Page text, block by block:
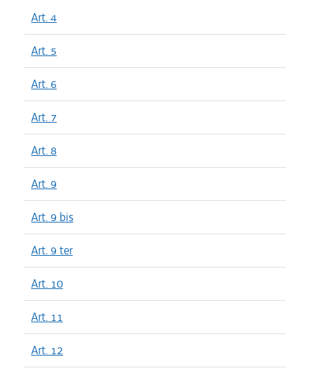
Art. 4
Art. 5
Art. 6
Art. 7
Art. 8
Art. 9
Art. 9 bis
Art. 9 ter
Art. 10
Art. 11
Art. 12